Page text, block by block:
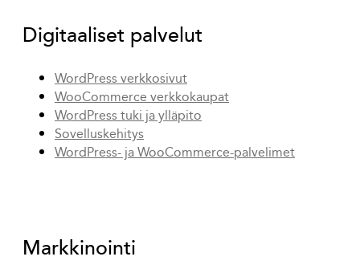
Digitaaliset palvelut
WordPress verkkosivut
WooCommerce verkkokaupat
WordPress tuki ja ylläpito
Sovelluskehitys
WordPress- ja WooCommerce-palvelimet
Markkinointi